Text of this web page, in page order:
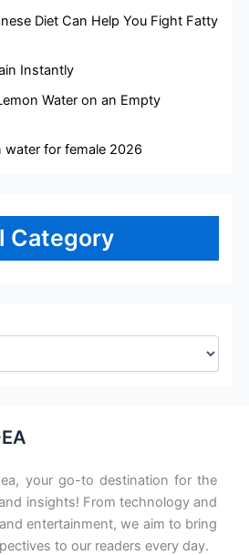
Diet Can Help You Fight Fatty
Instantly
Water on an Empty
water for female 2026
Category
your go-to destination for the
insights! From technology and
entertainment, we aim to bring
to our readers every day.